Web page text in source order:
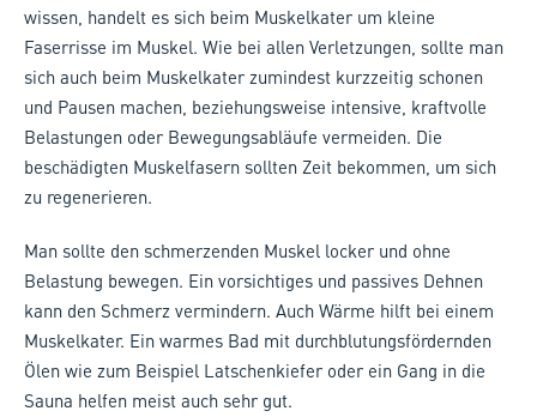
wissen, handelt es sich beim Muskelkater um kleine
Faserrisse im Muskel. Wie bei allen Verletzungen, sollte man
sich auch beim Muskelkater zumindest kurzzeitig schonen
und Pausen machen, beziehungsweise intensive, kraftvolle
Belastungen oder Bewegungsabläufe vermeiden. Die
beschädigten Muskelfasern sollten Zeit bekommen, um sich
zu regenerieren.
Man sollte den schmerzenden Muskel locker und ohne
Belastung bewegen. Ein vorsichtiges und passives Dehnen
kann den Schmerz vermindern. Auch Wärme hilft bei einem
Muskelkater. Ein warmes Bad mit durchblutungsfördernden
Ölen wie zum Beispiel Latschenkiefer oder ein Gang in die
Sauna helfen meist auch sehr gut.